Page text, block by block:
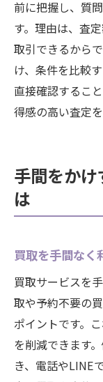
前に把握し、質
す。理由は、査
取引できるから
け、条件を比較
直接確認するこ
得感の高い査定
手間をか
は
買取を手間なく
買取サービスを
取や予約不要の
ポイントです。
を削減できます
き、電話やLINE